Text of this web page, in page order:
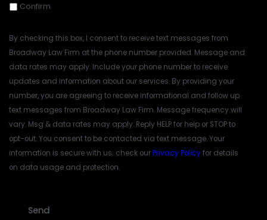
Confirm
By checking this box, I consent to receive text messages from
Broadway Law Firm at the phone number provided. Message and
data rates may apply. Include your phone number to receive
updates and information about our services. By providing your
number, you are agreeing to receive informational and follow up
text messages from Broadway Law Firm. Message frequency will
vary. Msg & data rates may apply. Reply HELP for help or STOP to
opt-out. You consent to be contacted via text message. Your
information is secure with us; check ourPrivacy Policyfor details
on data usage and protection.